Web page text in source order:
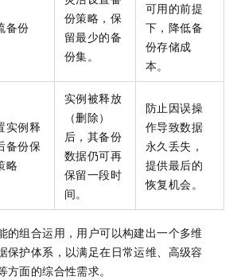
备份
份策略，保
留最少的备
份集。
可用的前提
下，降低备
份存储成
本。
实例释
备份保
略
实例被释放
（删除）
后，其备份
数据仍可再
保留一段时
间。
防止因误操
作导致数据
永久丢失，
提供最后的
恢复机会。
的组合运用，用户可以构建出一个多维
保护体系，以满足在日常运维、高级容
面的综合性需求。